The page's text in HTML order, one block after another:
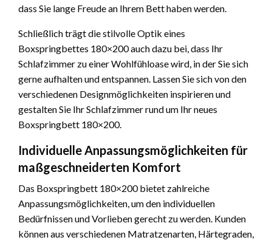
dass Sie lange Freude an Ihrem Bett haben werden.
Schließlich trägt die stilvolle Optik eines
Boxspringbettes 180×200 auch dazu bei, dass Ihr
Schlafzimmer zu einer Wohlfühloase wird, in der Sie sich
gerne aufhalten und entspannen. Lassen Sie sich von den
verschiedenen Designmöglichkeiten inspirieren und
gestalten Sie Ihr Schlafzimmer rund um Ihr neues
Boxspringbett 180×200.
Individuelle Anpassungsmöglichkeiten für
maßgeschneiderten Komfort
Das Boxspringbett 180×200 bietet zahlreiche
Anpassungsmöglichkeiten, um den individuellen
Bedürfnissen und Vorlieben gerecht zu werden. Kunden
können aus verschiedenen Matratzenarten, Härtegraden,